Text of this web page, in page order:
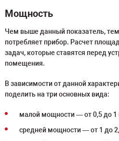
Мощность
Чем выше данный показатель,
потребляет прибор. Расчет
задач, которые ставятся перед
помещения.
В зависимости от данной
поделить на три основных вида:
малой мощности — от 0,5 до 1
средней мощности — от 1 до